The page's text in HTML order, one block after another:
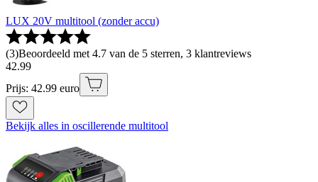
LUX 20V multitool (zonder accu)
(3)Beoordeeld met 4.7 van de 5 sterren, 3 klantreviews
42.99
Prijs: 42.99 euro
Bekijk alles in oscillerende multitool